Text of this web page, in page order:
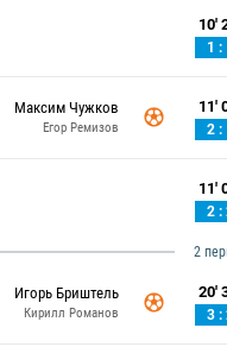
10'
1 :
Максим Чужков
Егор Ремизов
11'
2 :
11'
2 :
2
Игорь Бриштель
Кирилл Романов
20'
3 :